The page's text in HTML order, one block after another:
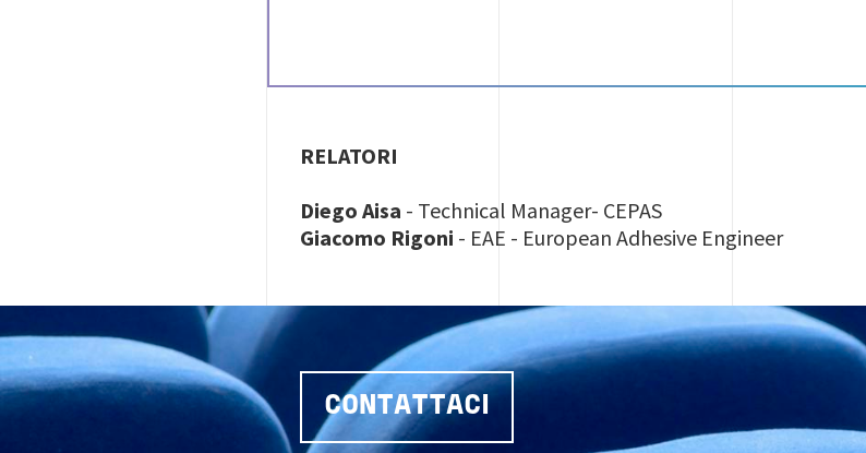
RELATORI
Diego Aisa - Technical Manager- CEPAS
Giacomo Rigoni - EAE - European Adhesive Engineer
CONTATTACI